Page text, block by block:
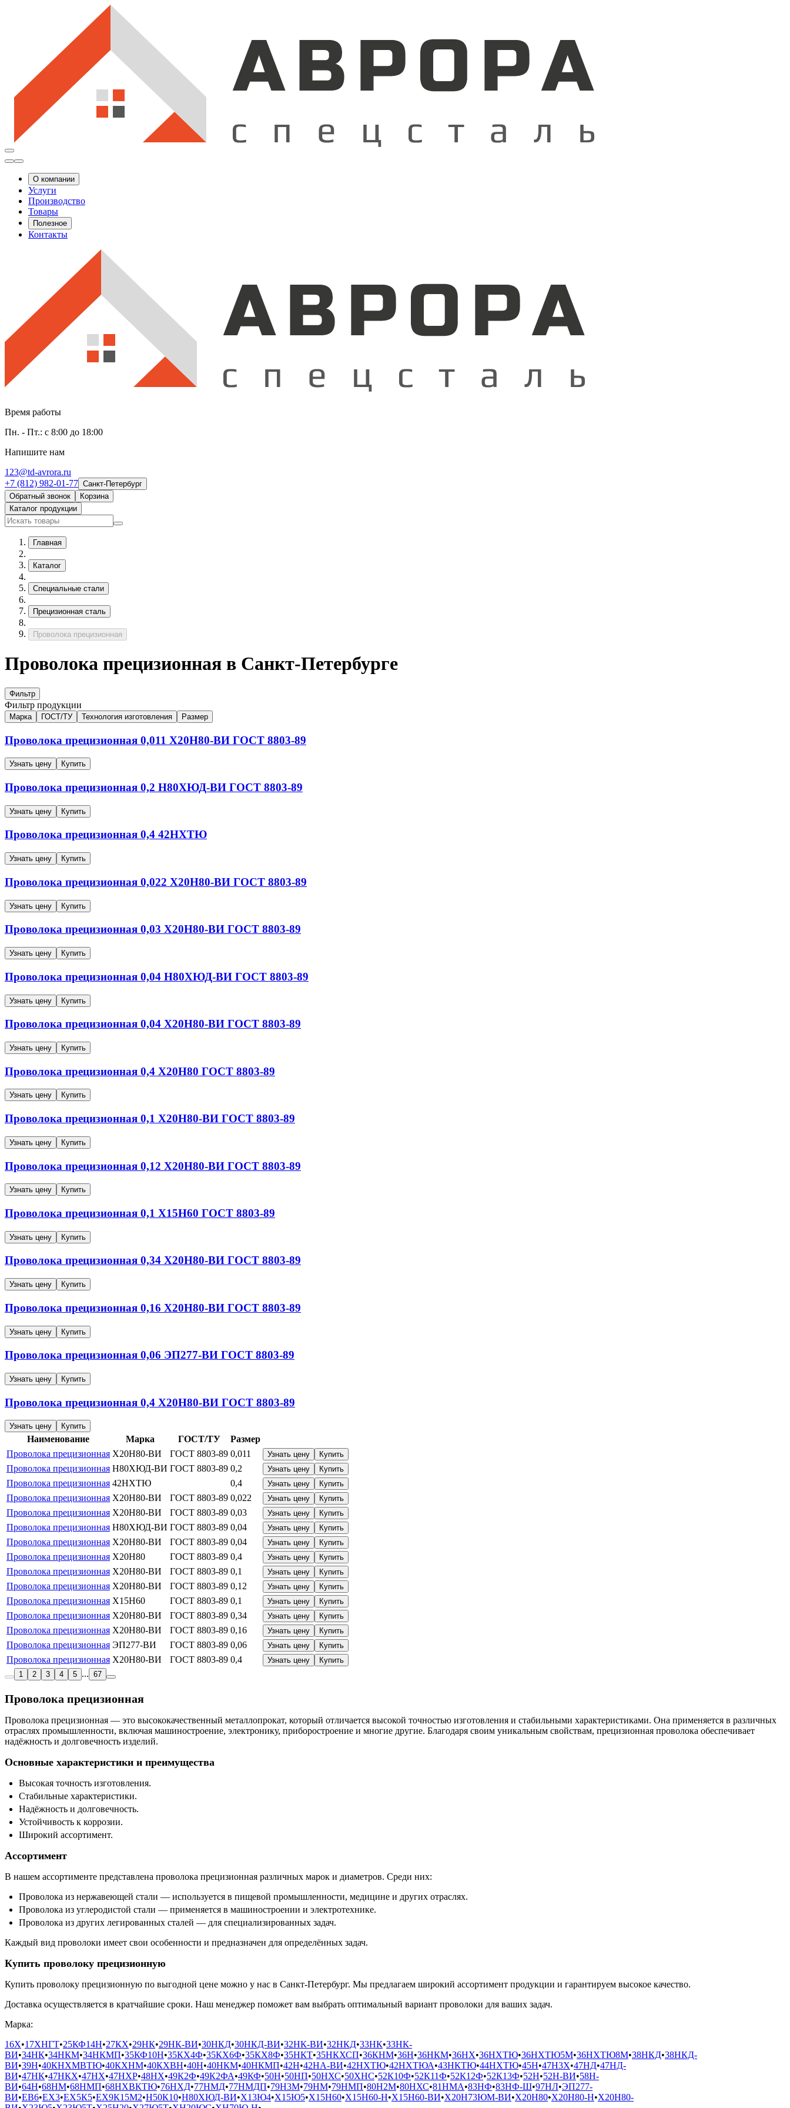
О компании
Услуги
Производство
Товары
Полезное
Контакты
Время работы
Пн. - Пт.: с 8:00 до 18:00
Напишите нам
123@td-avrora.ru
+7 (812) 982-01-77 Санкт-Петербург
Обратный звонок
Корзина
Каталог продукции
Главная
Каталог
Специальные стали
Прецизионная сталь
Проволока прецизионная
Проволока прецизионная в Санкт-Петербурге
Фильтр
Фильтр продукции
Марка ГОСТ/ТУ Технология изготовления Размер
Проволока прецизионная 0,011 Х20Н80-ВИ ГОСТ 8803-89
Узнать цену Купить
Проволока прецизионная 0,2 Н80ХЮД-ВИ ГОСТ 8803-89
Узнать цену Купить
Проволока прецизионная 0,4 42НХТЮ
Узнать цену Купить
Проволока прецизионная 0,022 Х20Н80-ВИ ГОСТ 8803-89
Узнать цену Купить
Проволока прецизионная 0,03 Х20Н80-ВИ ГОСТ 8803-89
Узнать цену Купить
Проволока прецизионная 0,04 Н80ХЮД-ВИ ГОСТ 8803-89
Узнать цену Купить
Проволока прецизионная 0,04 Х20Н80-ВИ ГОСТ 8803-89
Узнать цену Купить
Проволока прецизионная 0,4 Х20Н80 ГОСТ 8803-89
Узнать цену Купить
Проволока прецизионная 0,1 Х20Н80-ВИ ГОСТ 8803-89
Узнать цену Купить
Проволока прецизионная 0,12 Х20Н80-ВИ ГОСТ 8803-89
Узнать цену Купить
Проволока прецизионная 0,1 Х15Н60 ГОСТ 8803-89
Узнать цену Купить
Проволока прецизионная 0,34 Х20Н80-ВИ ГОСТ 8803-89
Узнать цену Купить
Проволока прецизионная 0,16 Х20Н80-ВИ ГОСТ 8803-89
Узнать цену Купить
Проволока прецизионная 0,06 ЭП277-ВИ ГОСТ 8803-89
Узнать цену Купить
Проволока прецизионная 0,4 Х20Н80-ВИ ГОСТ 8803-89
Узнать цену Купить
Наименование Марка ГОСТ/ТУ
Размер
Проволока прецизионная Х20Н80-ВИ ГОСТ 8803-89 0,011 Узнать цену Купить
Проволока прецизионная Н80ХЮД-ВИ ГОСТ 8803-89 0,2 Узнать цену Купить
Проволока прецизионная 42НХТЮ 0,4 Узнать цену Купить
Проволока прецизионная Х20Н80-ВИ ГОСТ 8803-89 0,022 Узнать цену Купить
Проволока прецизионная Х20Н80-ВИ ГОСТ 8803-89 0,03 Узнать цену Купить
Проволока прецизионная Н80ХЮД-ВИ ГОСТ 8803-89 0,04 Узнать цену Купить
Проволока прецизионная Х20Н80-ВИ ГОСТ 8803-89 0,04 Узнать цену Купить
Проволока прецизионная Х20Н80 ГОСТ 8803-89 0,4 Узнать цену Купить
Проволока прецизионная Х20Н80-ВИ ГОСТ 8803-89 0,1 Узнать цену Купить
Проволока прецизионная Х20Н80-ВИ ГОСТ 8803-89 0,12 Узнать цену Купить
Проволока прецизионная Х15Н60 ГОСТ 8803-89 0,1 Узнать цену Купить
Проволока прецизионная Х20Н80-ВИ ГОСТ 8803-89 0,34 Узнать цену Купить
Проволока прецизионная Х20Н80-ВИ ГОСТ 8803-89 0,16 Узнать цену Купить
Проволока прецизионная ЭП277-ВИ ГОСТ 8803-89 0,06 Узнать цену Купить
Проволока прецизионная Х20Н80-ВИ ГОСТ 8803-89 0,4 Узнать цену
Купить
1
2 3 4 5 ... 67
Проволока прецизионная
Проволока прецизионная — это высококачественный металлопрокат, который отличается высокой точностью изготовления и стабильными характеристиками. Она применяется в различных
отраслях промышленности, включая машиностроение, электронику, приборостроение и многие другие. Благодаря своим уникальным свойствам, прецизионная проволока обеспечивает
надёжность и долговечность изделий.
Основные характеристики и преимущества
Высокая точность изготовления.
Стабильные характеристики.
Надёжность и долговечность.
Устойчивость к коррозии.
Широкий ассортимент.
Ассортимент
В нашем ассортименте представлена проволока прецизионная различных марок и диаметров. Среди них:
Проволока из нержавеющей стали — используется в пищевой промышленности, медицине и других отраслях.
Проволока из углеродистой стали — применяется в машиностроении и электротехнике.
Проволока из других легированных сталей — для специализированных задач.
Каждый вид проволоки имеет свои особенности и предназначен для определённых задач.
Купить проволоку прецизионную
Купить проволоку прецизионную по выгодной цене можно у нас в Санкт-Петербург. Мы предлагаем широкий ассортимент продукции и гарантируем высокое качество.
Доставка осуществляется в кратчайшие сроки. Наш менеджер поможет вам выбрать оптимальный вариант проволоки для ваших задач.
Марка:
16Х•17ХНГТ•25КФ14Н•27КХ•29НК•29НК-ВИ•30НКД•30НКД-ВИ•32НК-ВИ•32НКД•33НК•33НК-
ВИ•34НК•34НКМ•34НКМП•35КФ10Н•35КХ4Ф•35КХ6Ф•35КХ8Ф•35НКТ•35НКХСП•36КНМ•36Н•36НКМ•36НХ•36НХТЮ•36НХТЮ5М•36НХТЮ8М•38НКД•38НКД-
ВИ•39Н•40КНХМВТЮ•40КХНМ•40КХВН•40Н•40НКМ•40НКМП•42Н•42НА-ВИ•42НХТЮ•42НХТЮА•43НКТЮ•44НХТЮ•45Н•47Н3Х•47НД•47НД-
ВИ•47НК•47НКХ•47НХ•47НХР•48НХ•49К2Ф•49К2ФА•49КФ•50Н•50НП•50НХС•50ХНС•52К10Ф•52К11Ф•52К12Ф•52К13Ф•52Н•52Н-ВИ•58Н-
ВИ•64Н•68НМ•68НМП•68НХВКТЮ•76НХД•77НМД•77НМДП•79Н3М•79НМ•79НМП•80Н2М•80НХС•81НМА•83НФ•83НФ-Ш•97НЛ•ЭП277-
ВИ•ЕВ6•ЕХ3•ЕХ5К5•ЕХ9К15М2•Н50К10•Н80ХЮД-ВИ•Х13Ю4•Х15Ю5•Х15Н60•Х15Н60-Н•Х15Н60-ВИ•Х20Н73ЮМ-ВИ•Х20Н80•Х20Н80-Н•Х20Н80-